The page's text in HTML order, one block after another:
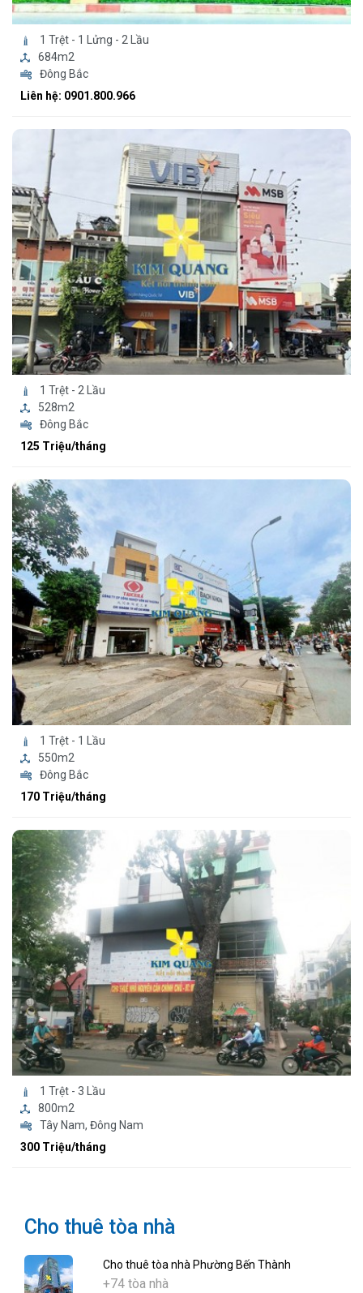
1 Trệt - 1 Lửng - 2 Lầu
684m2
Đông Bắc
Liên hệ: 0901.800.966
1 Trệt - 2 Lầu
528m2
Đông Bắc
125 Triệu/tháng
1 Trệt - 1 Lầu
550m2
Đông Bắc
170 Triệu/tháng
1 Trệt - 3 Lầu
800m2
Tây Nam, Đông Nam
300 Triệu/tháng
Cho thuê tòa nhà
Cho thuê tòa nhà Phường Bến Thành
+74 tòa nhà